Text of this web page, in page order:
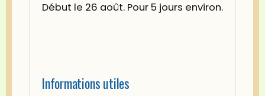
Début le 26 août. Pour 5 jours environ.
Informations utiles